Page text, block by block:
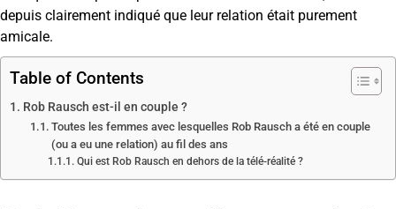
depuis clairement indiqué que leur relation était purement
amicale.
Table of Contents
Rob Rausch est-il en couple ?
Toutes les femmes avec lesquelles Rob Rausch a été en couple
(ou a eu une relation) au fil des ans
Qui est Rob Rausch en dehors de la télé-réalité ?